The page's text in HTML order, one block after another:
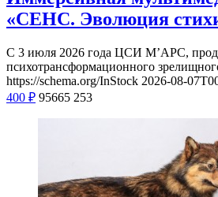
«СЕНС. Эволюция
С 3 июля 2026 года ЦСИ М’АРС,
психотрансформационного
https://schema.org/InStock 2026-08-
400 ₽ 95665 253